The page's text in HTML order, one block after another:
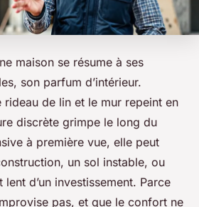
maison se résume à ses
son parfum d’intérieur.
rideau de lin et le mur repeint en
discrète grimpe le long du
à première vue, elle peut
un sol instable, ou
lent d’un investissement. Parce
pas, et que le confort ne